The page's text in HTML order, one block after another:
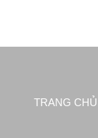
TRANG CHỦ